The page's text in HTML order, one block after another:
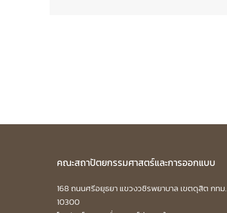
คณะสถาปัตยกรรมศาสตร์และการออกแบบ
168 ถนนศรีอยุธยา แขวงวชิรพยาบาล เขตดุสิต กทม.
10300